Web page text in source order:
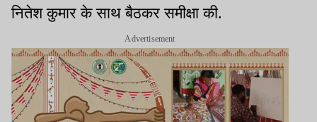
नितेश कुमार के साथ बैठकर समीक्षा की.
Advertisement